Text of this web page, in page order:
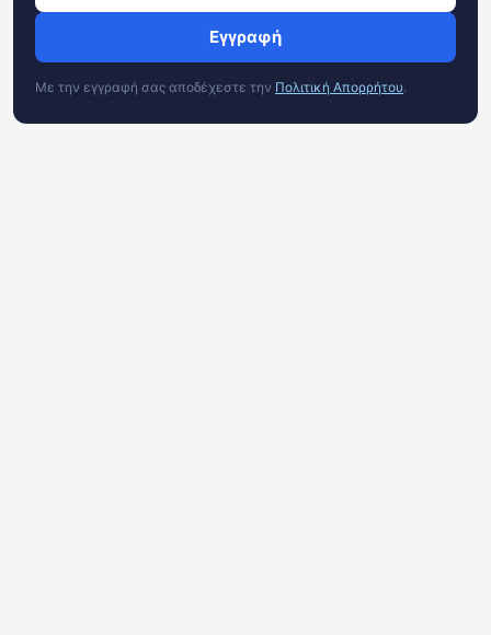
Εγγραφή
Με την εγγραφή σας αποδέχεστε την Πολιτική Απορρήτου.